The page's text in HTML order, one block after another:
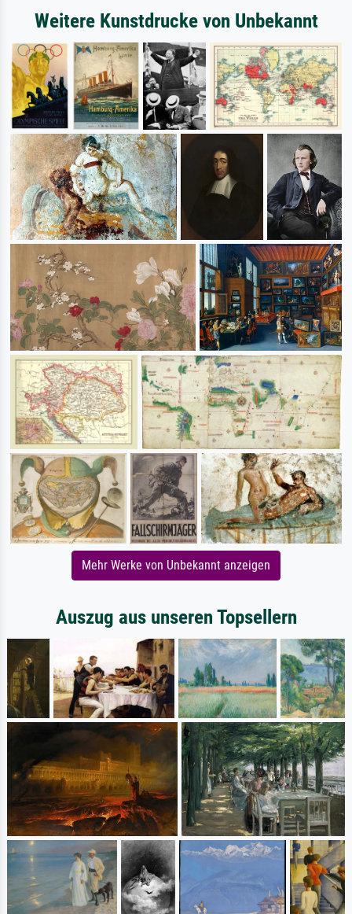
Weitere Kunstdrucke von Unbekannt
Mehr Werke von Unbekannt anzeigen
Auszug aus unseren Topsellern